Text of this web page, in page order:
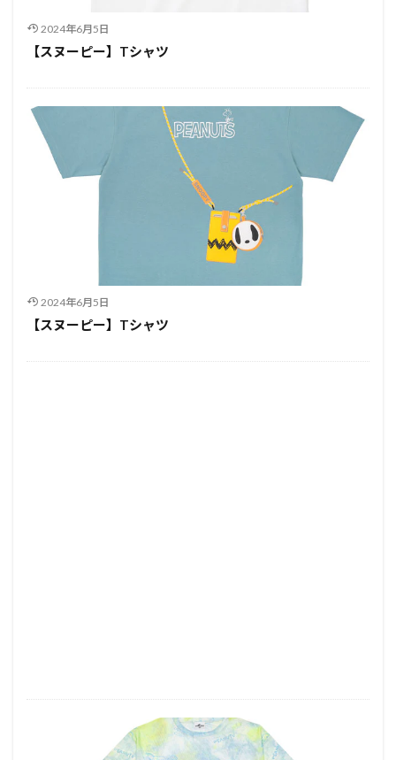
2024年6月5日
【スヌーピー】Tシャツ
2024年6月5日
【スヌーピー】Tシャツ